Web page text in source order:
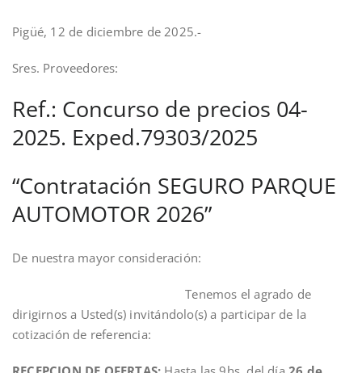
Pigüé, 12 de diciembre de 2025.-
Sres. Proveedores:
Ref.: Concurso de precios 04-
2025. Exped.79303/2025
“Contratación SEGURO PARQUE
AUTOMOTOR 2026”
De nuestra mayor consideración:
Tenemos el agrado de
dirigirnos a Usted(s) invitándolo(s) a participar de la
cotización de referencia: